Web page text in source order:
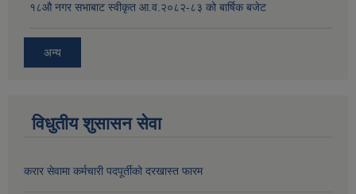
१८‍औ नगर सभाबाट स्वीकृत आ.व.२०८२-८३ को बार्षिक बजेट
अन्य
विधुतीय शुसासन सेवा
करार सेवामा कर्मचारी पदपूर्तीको दरखास्त फारम